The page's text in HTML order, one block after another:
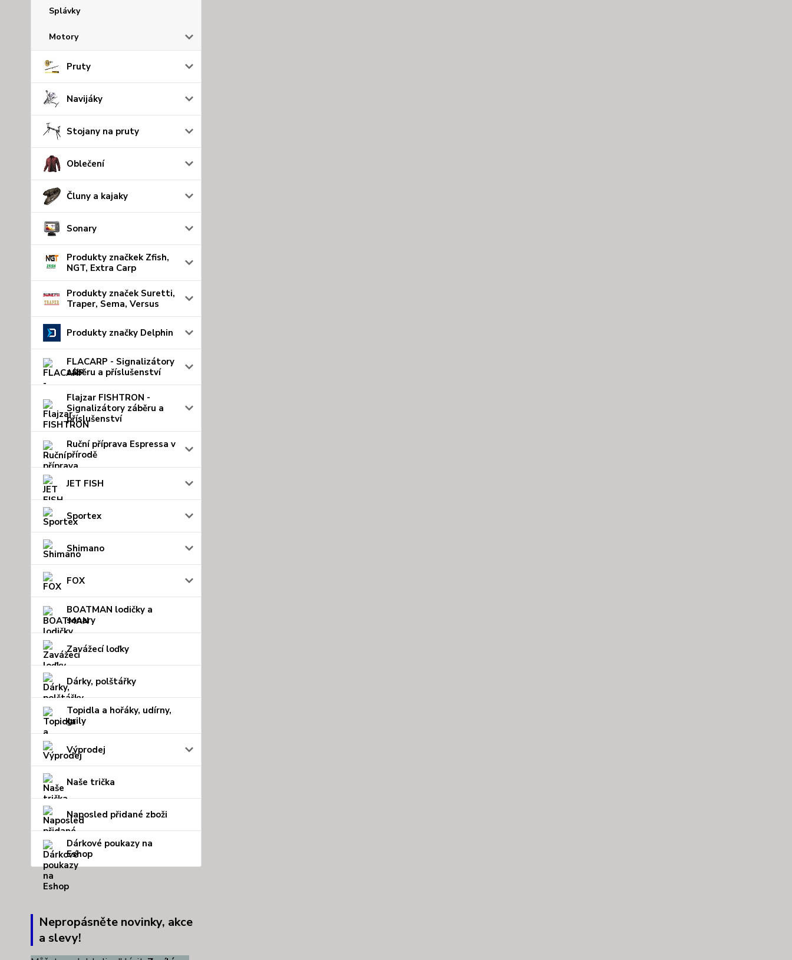
Splávky
Motory
Pruty
Navijáky
Stojany na pruty
Oblečení
Čluny a kajaky
Sonary
Produkty značkek Zfish,
NGT, Extra Carp
Produkty značek Suretti,
Traper, Sema, Versus
Produkty značky Delphin
FLACARP - Signalizátory
záběru a příslušenství
Flajzar FISHTRON -
Signalizátory záběru a
příslušenství
Ruční příprava Espressa v
přírodě
JET FISH
Sportex
Shimano
FOX
BOATMAN lodičky a
sonary
Zavážecí loďky
Dárky, polštářky
Topidla a hořáky, udírny,
grily
Výprodej
Naše trička
Naposled přidané zboži
Dárkové poukazy na
Eshop
Nepropásněte novinky, akce
a slevy!